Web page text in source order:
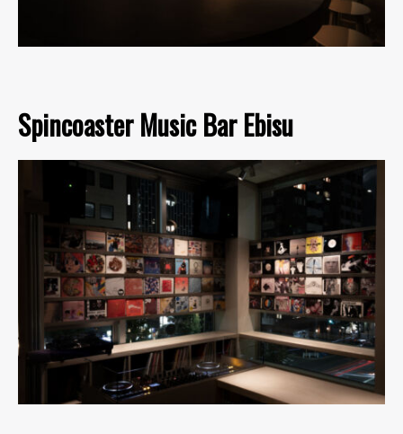
Spincoaster Music Bar Ebisu